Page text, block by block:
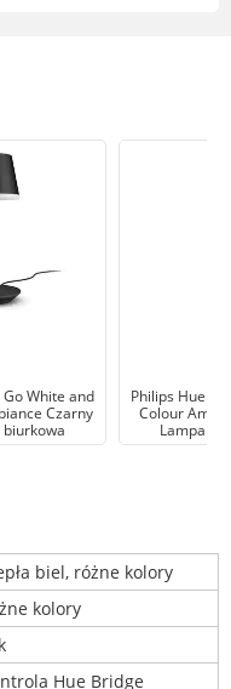
White and
Czarny
biurkowa
Philips Hue
Colour
Lampa
biel, różne kolory
kolory
Hue Bridge